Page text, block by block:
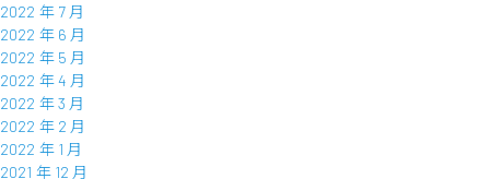
2022 年 7 月
2022 年 6 月
2022 年 5 月
2022 年 4 月
2022 年 3 月
2022 年 2 月
2022 年 1 月
2021 年 12 月